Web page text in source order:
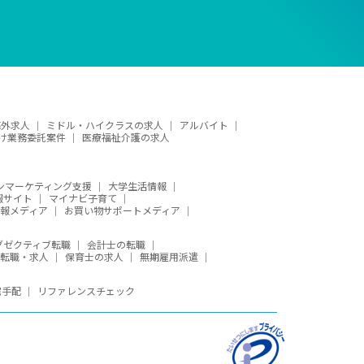
求人 ミドル・ハイクラスの求人
アルバイト
業務委託案件
医療福祉介護の求人
マーケティング支援
大学生活情報
サイト
マイナビ子育て
メディア
お買い物サポートメディア
ゼクティブ転職
会計士の転職
職・求人
保育士の求人 無期雇用派遣
配 リファレンスチェック